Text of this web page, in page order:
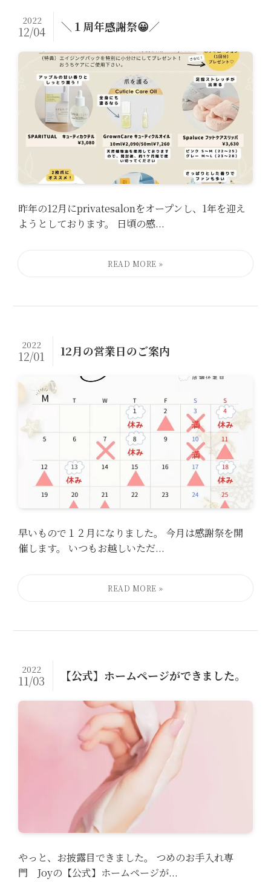
＼１周年感謝祭😀／
2022
12/04
昨年の12月にprivatesalonをオープンし、1年を迎え
ようとしております。 日頃の感...
12月の営業日のご案内
2022
12/01
早いもので１２月になりました。 今月は感謝祭を開
催します。 いつもお越しいただ...
【公式】ホームページができました。
2022
11/03
やっと、お披露目できました。 つめのお手入れ専
門 Joyの【公式】ホームページが...